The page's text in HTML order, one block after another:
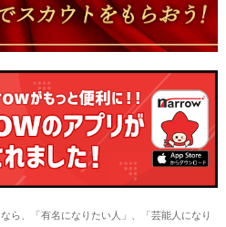
ら、「有名になりたい人」、「芸能人になり